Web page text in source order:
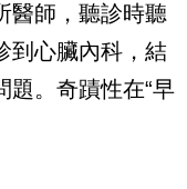
醫師，聽診時聽
到心臟內科，結
題。奇蹟性在“早